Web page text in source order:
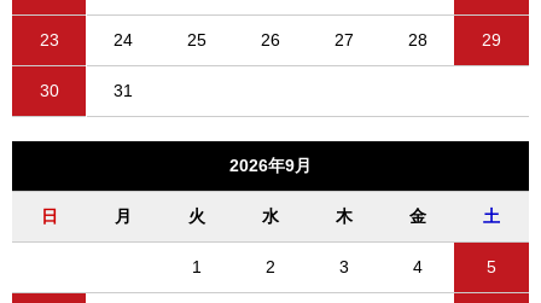
23 24 25 26 27 28 29
30 31
2026年9月
日 月 火 水 木 金 土
1 2 3 4 5